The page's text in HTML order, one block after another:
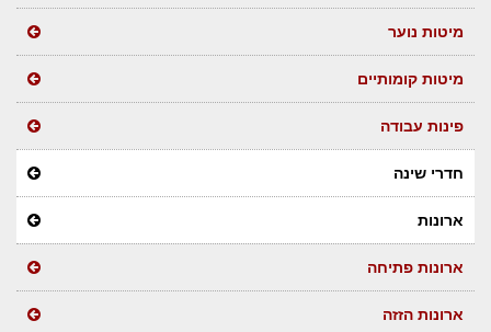
מיטות נוער
מיטות קומותיים
פינות עבודה
חדרי שינה
ארונות
ארונות פתיחה
ארונות הזזה